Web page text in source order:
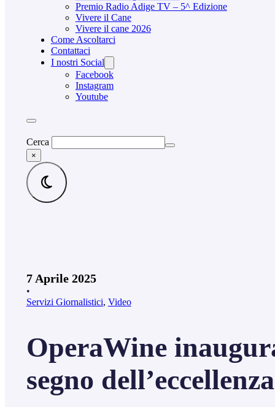
Premio Radio Adige TV – 5^ Edizione
Vivere il Cane
Vivere il cane 2026
Come Ascoltarci
Contattaci
I nostri Social
Facebook
Instagram
Youtube
Cerca
×
7 Aprile 2025
•
Servizi Giornalistici, Video
OperaWine
segno dell’eccellenza